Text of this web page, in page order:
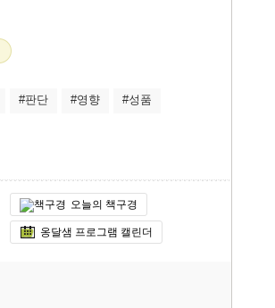
#판단 #영향 #성품
오늘의 책구경
옹달샘 프로그램 캘린더